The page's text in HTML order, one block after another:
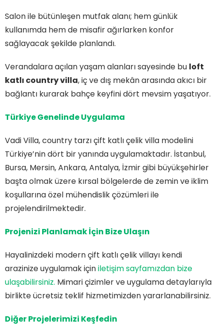
Salon ile bütünleşen mutfak alanı; hem günlük
kullanımda hem de misafir ağırlarken konfor
sağlayacak şekilde planlandı.
Verandalara açılan yaşam alanları sayesinde bu loft
katlı country villa, iç ve dış mekân arasında akıcı bir
bağlantı kurarak bahçe keyfini dört mevsim yaşatıyor.
Türkiye Genelinde Uygulama
Vadi Villa, country tarzı çift katlı çelik villa modelini
Türkiye’nin dört bir yanında uygulamaktadır. İstanbul,
Bursa, Mersin, Ankara, Antalya, İzmir gibi büyükşehirler
başta olmak üzere kırsal bölgelerde de zemin ve iklim
koşullarına özel mühendislik çözümleri ile
projelendirilmektedir.
Projenizi Planlamak İçin Bize Ulaşın
Hayalinizdeki modern çift katlı çelik villayı kendi
arazinize uygulamak içiniletişim sayfamızdan bize
ulaşabilirsiniz. Mimari çizimler ve uygulama detaylarıyla
birlikte ücretsiz teklif hizmetimizden yararlanabilirsiniz.
Diğer Projelerimizi Keşfedin